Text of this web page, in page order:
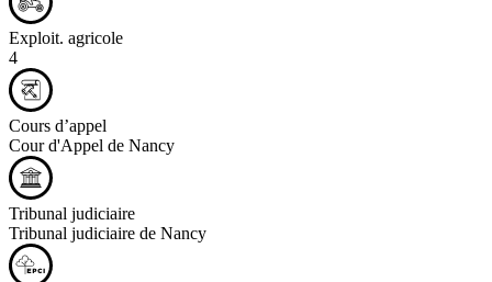
Exploit. agricole
4
Cours d’appel
Cour d'Appel de Nancy
Tribunal judiciaire
Tribunal judiciaire de Nancy